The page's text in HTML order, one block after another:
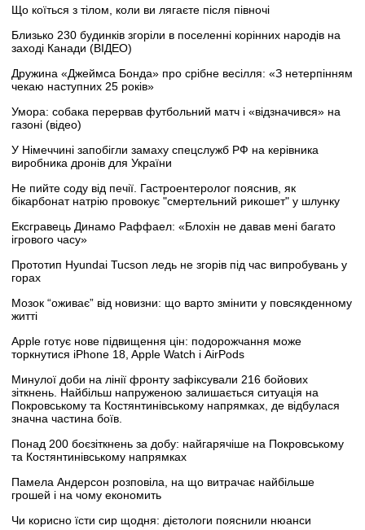
Що коїться з тілом, коли ви лягаєте після півночі
Близько 230 будинків згоріли в поселенні корінних народів на
заході Канади (ВІДЕО)
Дружина «Джеймса Бонда» про срібне весілля: «З нетерпінням
чекаю наступних 25 років»
Умора: собака перервав футбольний матч і «відзначився» на
газоні (відео)
У Німеччині запобігли замаху спецслужб РФ на керівника
виробника дронів для України
Не пийте соду від печії. Гастроентеролог пояснив, як
бікарбонат натрію провокує "смертельний рикошет" у шлунку
Ексгравець Динамо Раффаел: «Блохін не давав мені багато
ігрового часу»
Прототип Hyundai Tucson ледь не згорів під час випробувань у
горах
Мозок “оживає” від новизни: що варто змінити у повсякденному
житті
Apple готує нове підвищення цін: подорожчання може
торкнутися iPhone 18, Apple Watch і AirPods
Минулої доби на лінії фронту зафіксували 216 бойових
зіткнень. Найбільш напруженою залишається ситуація на
Покровському та Костянтинівському напрямках, де відбулася
значна частина боїв.
Понад 200 боєзіткнень за добу: найгарячіше на Покровському
та Костянтинівському напрямках
Памела Андерсон розповіла, на що витрачає найбільше
грошей і на чому економить
Чи корисно їсти сир щодня: дієтологи пояснили нюанси